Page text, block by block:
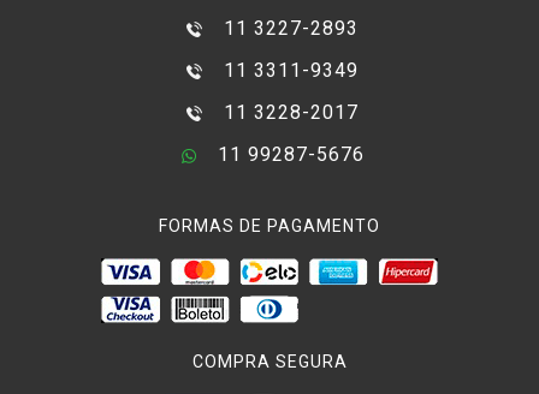
11 3227-2893
11 3311-9349
11 3228-2017
11 99287-5676
FORMAS DE PAGAMENTO
COMPRA SEGURA